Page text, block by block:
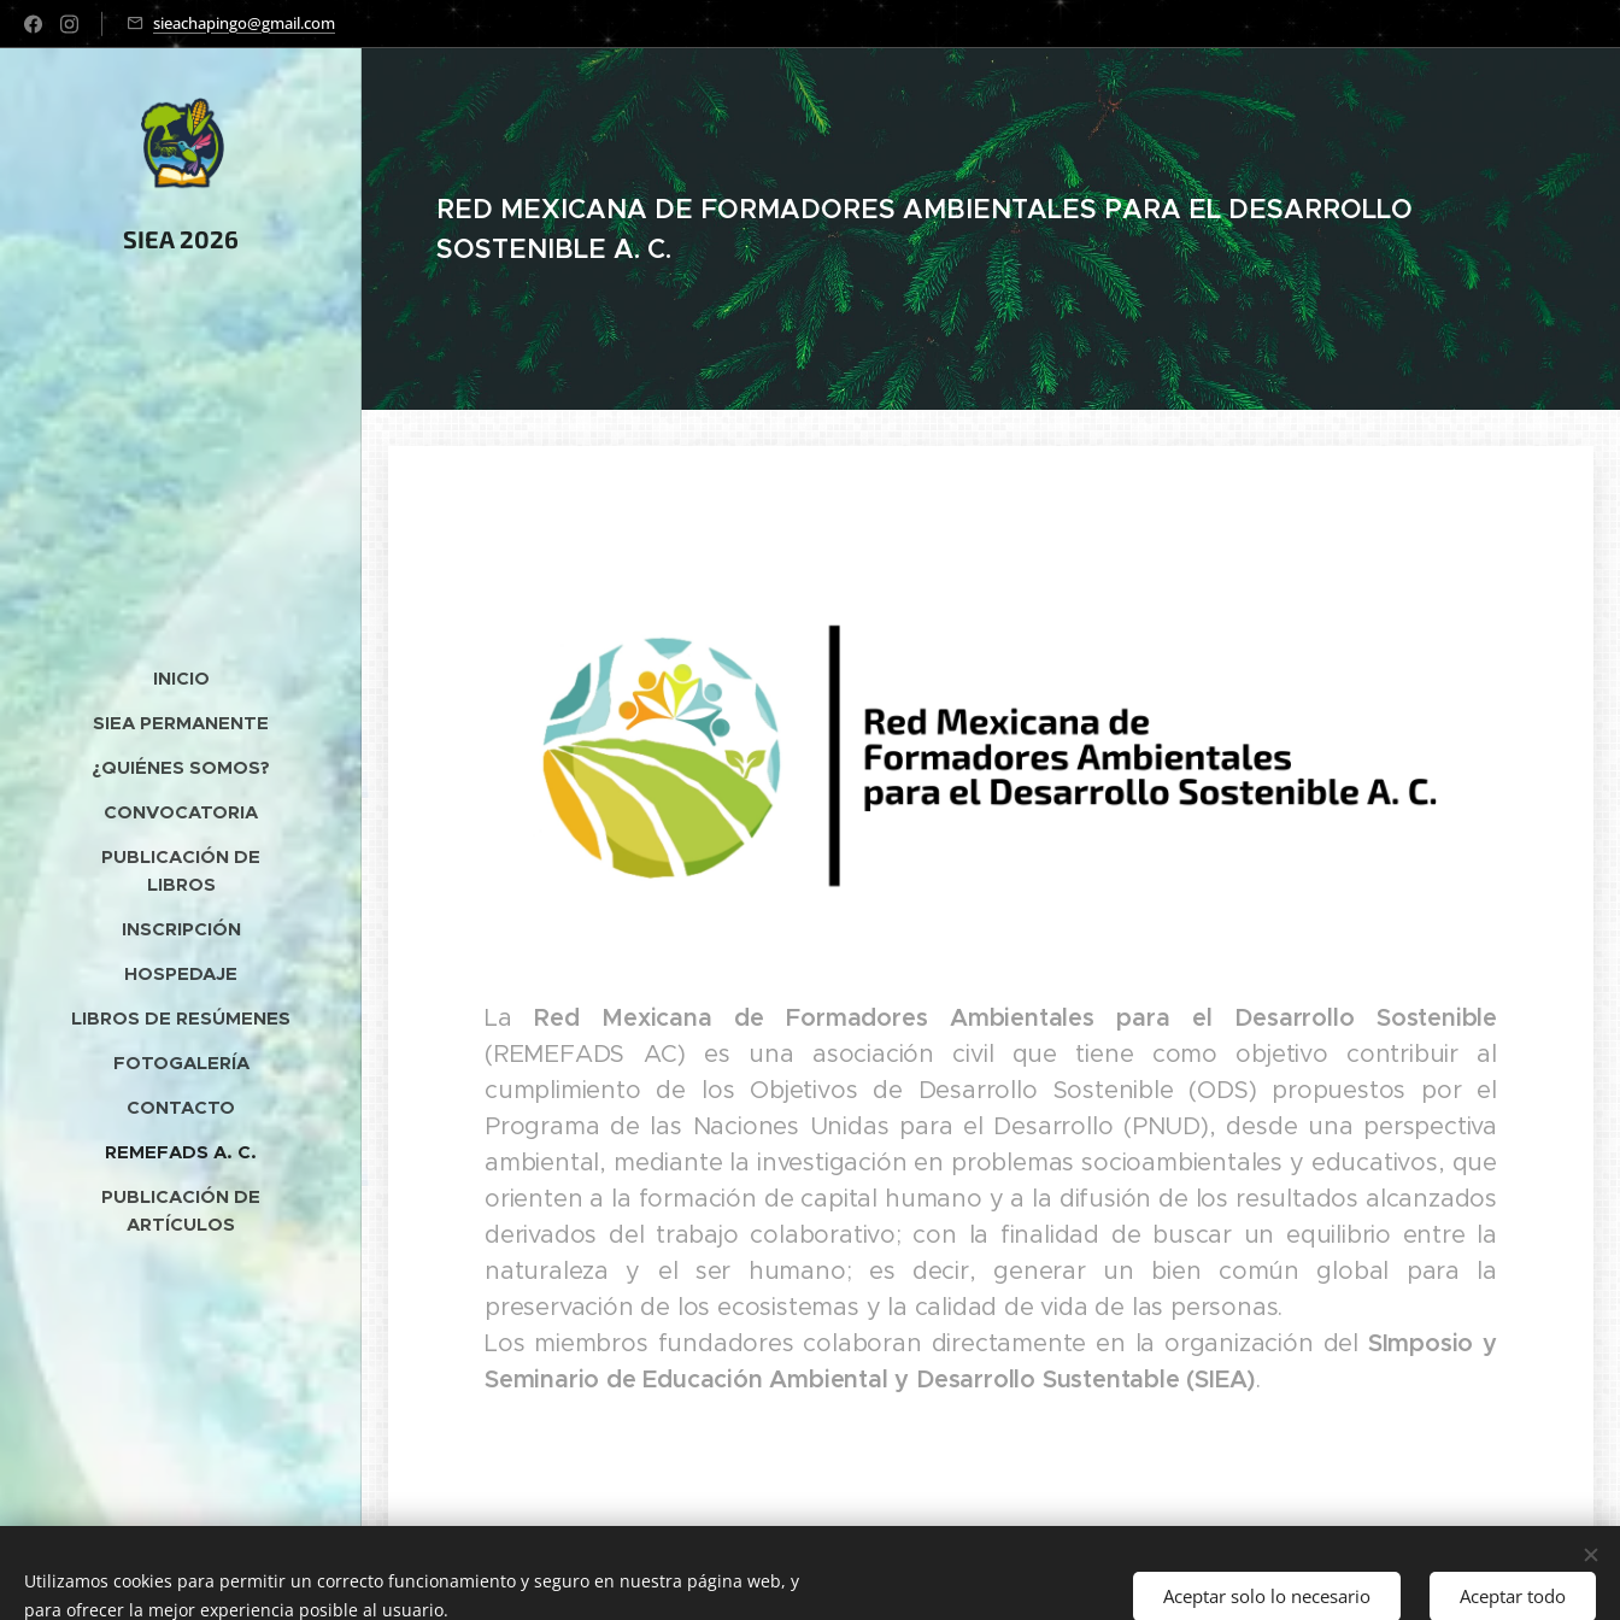
sieachapingo@gmail.com
SIEA 2026
INICIO
SIEA PERMANENTE
¿QUIÉNES SOMOS?
CONVOCATORIA
PUBLICACIÓN DE
LIBROS
INSCRIPCIÓN
HOSPEDAJE
LIBROS DE RESÚMENES
FOTOGALERÍA
CONTACTO
REMEFADS A. C.
PUBLICACIÓN DE
ARTÍCULOS
RED MEXICANA DE FORMADORES AMBIENTALES PARA EL DESARROLLO
SOSTENIBLE A. C.
La Red Mexicana de Formadores Ambientales para el Desarrollo Sostenible
(REMEFADS AC) es una asociación civil que tiene como objetivo contribuir al
cumplimiento de los Objetivos de Desarrollo Sostenible (ODS) propuestos por el
Programa de las Naciones Unidas para el Desarrollo (PNUD), desde una perspectiva
ambiental, mediante la investigación en problemas socioambientales y educativos, que
orienten a la formación de capital humano y a la difusión de los resultados alcanzados
derivados del trabajo colaborativo; con la finalidad de buscar un equilibrio entre la
naturaleza y el ser humano; es decir, generar un bien común global para la
preservación de los ecosistemas y la calidad de vida de las personas.
Los miembros fundadores colaboran directamente en la organización del SImposio y
Seminario de Educación Ambiental y Desarrollo Sustentable (SIEA).
Utilizamos cookies para permitir un correcto funcionamiento y seguro en nuestra página web, y
para ofrecer la mejor experiencia posible al usuario.
Aceptar solo lo necesario Aceptar todo